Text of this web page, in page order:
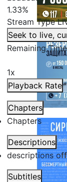
1.33%
Stream Type
Seek to live,
Remaining
1x
Playback Rate
Chapters
Chapters
Descriptions
descriptions off
Subtitles